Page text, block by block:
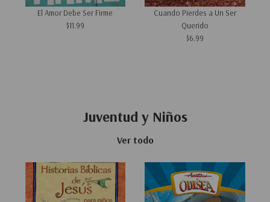
El Amor Debe Ser Firme
$11.99
Cuando Pierdes a Un Ser
Querido
$6.99
Juventud y Niños
Ver todo